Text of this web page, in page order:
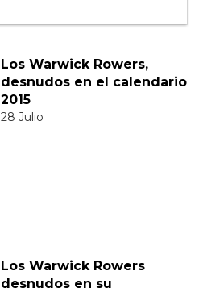
Los Warwick Rowers,
desnudos en el calendario
2015
28 Julio
Los Warwick Rowers
desnudos en su